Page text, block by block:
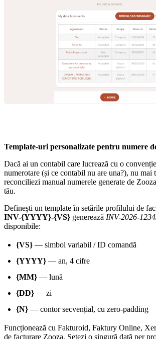
Template-uri personalizate pentru numere
Dacă ai un contabil care lucrează cu o
numerotare (și ce contabil nu are una?), nu mai
reconciliezi manual numerele generate de
tău.
Definești un template în setările profilului de
INV-{YYYY}-{VS} generează INV-2026-
disponibile:
{VS} — simbol variabil / ID comandă
{YYYY} — an, 4 cifre
{MM} — lună
{DD} — zi
{N} — contor secvențial, cu zero-padding
Funcționează cu Fakturoid, Faktury Online,
de facturare Zooza. Setezi o singură dată per